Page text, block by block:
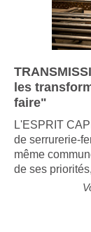
les
faire"
L'ESPRIT
de serrurerie-
même
de ses